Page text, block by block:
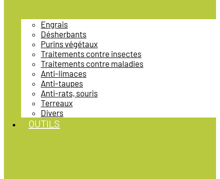
Engrais
Désherbants
Purins végétaux
Traitements contre insectes
Traitements contre maladies
Anti-limaces
Anti-taupes
Anti-rats, souris
Terreaux
Divers
OUTILS